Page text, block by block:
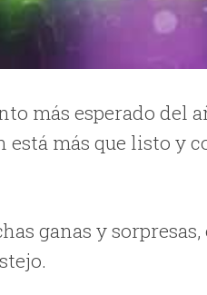
más esperado del
está más que listo y
ganas y